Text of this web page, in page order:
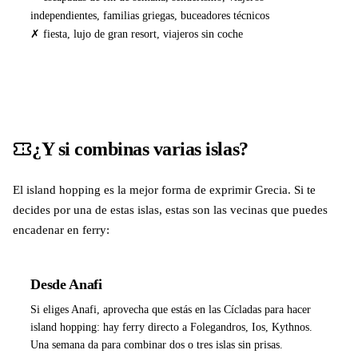
independientes, familias griegas, buceadores técnicos
✗ fiesta, lujo de gran resort, viajeros sin coche
¿Y si combinas varias islas?
El island hopping es la mejor forma de exprimir Grecia. Si te
decides por una de estas islas, estas son las vecinas que puedes
encadenar en ferry:
Desde Anafi
Si eliges Anafi, aprovecha que estás en las Cícladas para hacer
island hopping: hay ferry directo a Folegandros, Ios, Kythnos.
Una semana da para combinar dos o tres islas sin prisas.